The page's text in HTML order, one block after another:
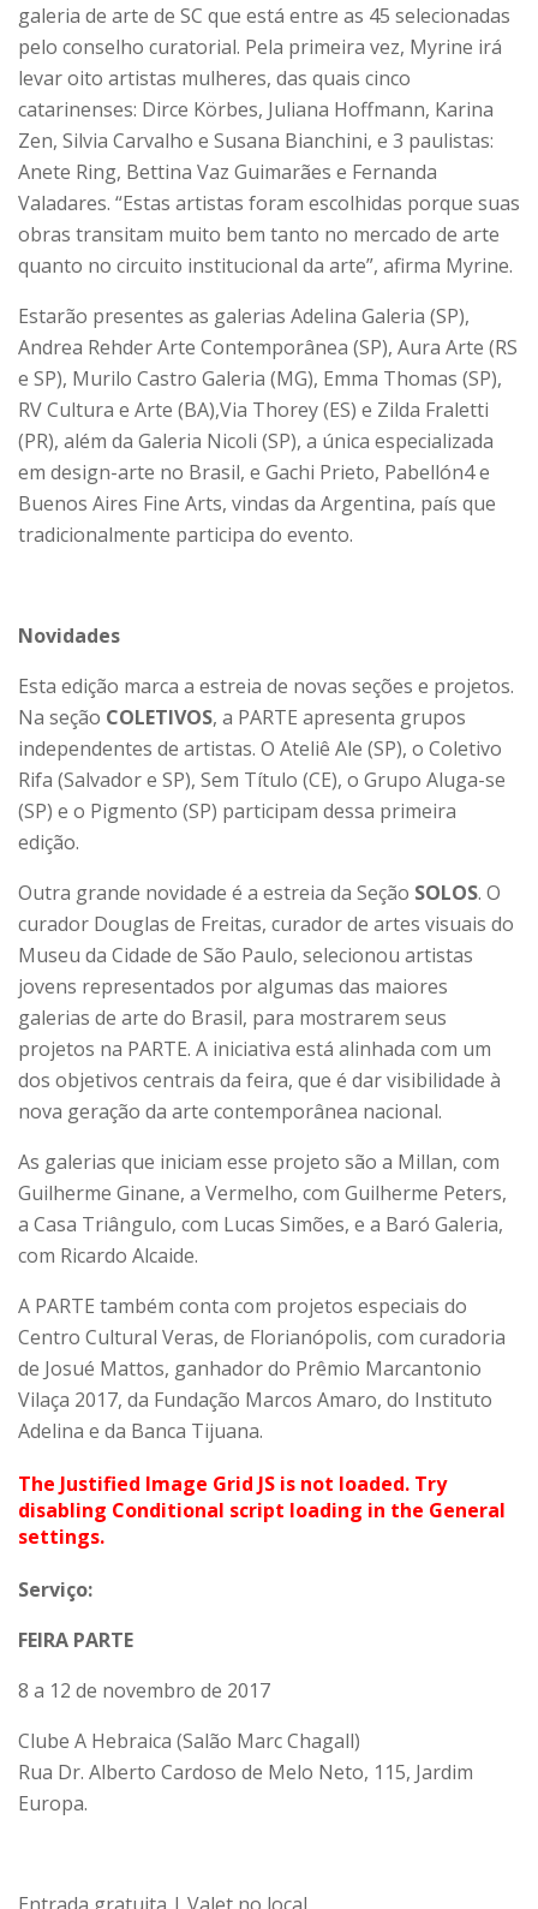
galeria de arte de SC que está entre as 45 selecionadas
pelo conselho curatorial. Pela primeira vez, Myrine irá
levar oito artistas mulheres, das quais cinco
catarinenses: Dirce Körbes, Juliana Hoffmann, Karina
Zen, Silvia Carvalho e Susana Bianchini, e 3 paulistas:
Anete Ring, Bettina Vaz Guimarães e Fernanda
Valadares. “Estas artistas foram escolhidas porque suas
obras transitam muito bem tanto no mercado de arte
quanto no circuito institucional da arte”, afirma Myrine.
Estarão presentes as galerias Adelina Galeria (SP),
Andrea Rehder Arte Contemporânea (SP), Aura Arte (RS
e SP), Murilo Castro Galeria (MG), Emma Thomas (SP),
RV Cultura e Arte (BA),Via Thorey (ES) e Zilda Fraletti
(PR), além da Galeria Nicoli (SP), a única especializada
em design-arte no Brasil, e Gachi Prieto, Pabellón4 e
Buenos Aires Fine Arts, vindas da Argentina, país que
tradicionalmente participa do evento.
Novidades
Esta edição marca a estreia de novas seções e projetos.
Na seção COLETIVOS, a PARTE apresenta grupos
independentes de artistas. O Ateliê Ale (SP), o Coletivo
Rifa (Salvador e SP), Sem Título (CE), o Grupo Aluga-se
(SP) e o Pigmento (SP) participam dessa primeira
edição.
Outra grande novidade é a estreia da Seção SOLOS. O
curador Douglas de Freitas, curador de artes visuais do
Museu da Cidade de São Paulo, selecionou artistas
jovens representados por algumas das maiores
galerias de arte do Brasil, para mostrarem seus
projetos na PARTE. A iniciativa está alinhada com um
dos objetivos centrais da feira, que é dar visibilidade à
nova geração da arte contemporânea nacional.
As galerias que iniciam esse projeto são a Millan, com
Guilherme Ginane, a Vermelho, com Guilherme Peters,
a Casa Triângulo, com Lucas Simões, e a Baró Galeria,
com Ricardo Alcaide.
A PARTE também conta com projetos especiais do
Centro Cultural Veras, de Florianópolis, com curadoria
de Josué Mattos, ganhador do Prêmio Marcantonio
Vilaça 2017, da Fundação Marcos Amaro, do Instituto
Adelina e da Banca Tijuana.
The Justified Image Grid JS is not loaded. Try
disabling Conditional script loading in the General
settings.
Serviço:
FEIRA PARTE
8 a 12 de novembro de 2017
Clube A Hebraica (Salão Marc Chagall)
Rua Dr. Alberto Cardoso de Melo Neto, 115, Jardim
Europa.